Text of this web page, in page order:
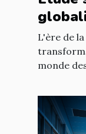
des
L'ère de
monde